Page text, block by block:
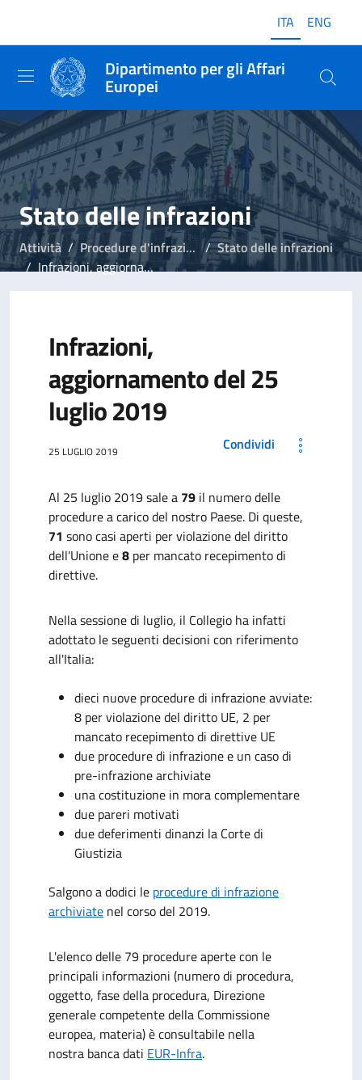
ITA ENG
Dipartimento per gli Affari
Europei
Stato delle infrazioni
Attività Procedure d'infrazione
Stato delle infrazioni
Infrazioni, aggiornamento del 25 luglio 2019
Infrazioni,
aggiornamento del 25
luglio 2019
25 LUGLIO 2019 Condividi
Al 25 luglio 2019 sale a 79 il numero delle
procedure a carico del nostro Paese. Di queste,
71 sono casi aperti per violazione del diritto
dell'Unione e8 per mancato recepimento di
direttive.
Nella sessione di luglio, il Collegio ha infatti
adottato le seguenti decisioni con riferimento
all'Italia:
dieci nuove procedure di infrazione avviate:
8 per violazione del diritto UE, 2 per
mancato recepimento di direttive UE
due procedure di infrazione e un caso di
pre-infrazione archiviate
una costituzione in mora complementare
due pareri motivati
due deferimenti dinanzi la Corte di
Giustizia
Salgono a dodici le procedure di infrazione
archiviate nel corso del 2019.
L'elenco delle 79 procedure aperte con le
principali informazioni (numero di procedura,
oggetto, fase della procedura, Direzione
generale competente della Commissione
europea, materia) è consultabile nella
nostra banca dati EUR-Infra.